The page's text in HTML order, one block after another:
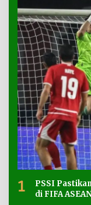
1
PSSI
di FIFA